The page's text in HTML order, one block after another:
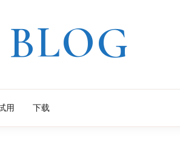
用 下载